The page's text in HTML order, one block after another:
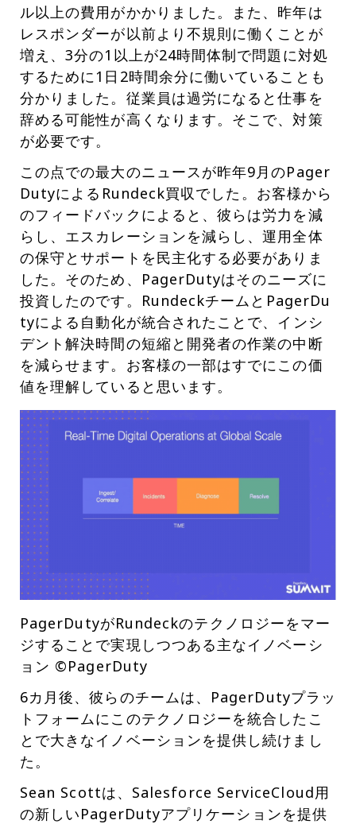
ル以上の費用がかかりました。また、昨年は
レスポンダーが以前より不規則に働くことが
増え、3分の1以上が24時間体制で問題に対処
するために1日2時間余分に働いていることも
分かりました。従業員は過労になると仕事を
辞める可能性が高くなります。そこで、対策
が必要です。
この点での最大のニュースが昨年9月のPager
DutyによるRundeck買収でした。お客様から
のフィードバックによると、彼らは労力を減
らし、エスカレーションを減らし、運用全体
の保守とサポートを民主化する必要がありま
した。そのため、PagerDutyはそのニーズに
投資したのです。RundeckチームとPagerDu
tyによる自動化が統合されたことで、インシ
デント解決時間の短縮と開発者の作業の中断
を減らせます。お客様の一部はすでにこの価
値を理解していると思います。
PagerDutyがRundeckのテクノロジーをマー
ジすることで実現しつつある主なイノベーシ
ョン ©PagerDuty
6カ月後、彼らのチームは、PagerDutyプラッ
トフォームにこのテクノロジーを統合したこ
とで大きなイノベーションを提供し続けまし
た。
Sean Scottは、Salesforce ServiceCloud用
の新しいPagerDutyアプリケーションを提供